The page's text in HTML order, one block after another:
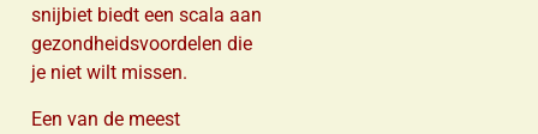
snijbiet biedt een scala aan
gezondheidsvoordelen die
je niet wilt missen.
Een van de meest